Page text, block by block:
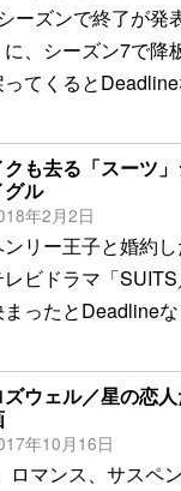
ーズンで終了が発
に、シーズン7で降
てくるとDeadline
クも去る「スーツ
ル
年2月2日
リー王子と婚約
ビドラマ「
ったとDeadlineな
ズウェル／星の恋
年10月16日
ロマンス、サスペ